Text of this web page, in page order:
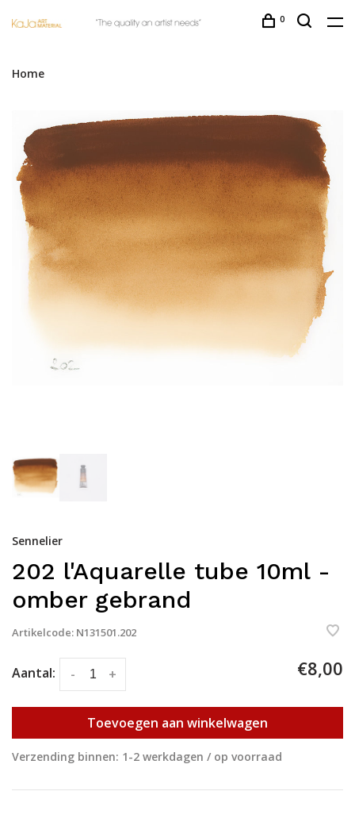
0
Home
Sennelier
202 l'Aquarelle tube 10ml -
omber gebrand
Artikelcode: N131501.202
Aantal: +
- €8,00
Toevoegen aan winkelwagen
Verzending binnen: 1-2 werkdagen / op voorraad